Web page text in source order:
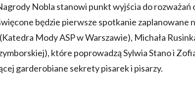
Nobla stanowi punkt wyjścia do rozważań
będzie pierwsze spotkanie zaplanowane
Mody ASP w Warszawie), Michała
które poprowadzą Sylwia Stano i
garderobiane sekrety pisarek i pisarzy.